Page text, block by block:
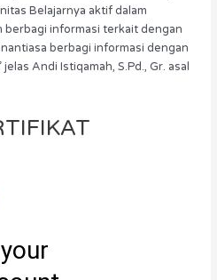
Belajarnya aktif dalam
berbagi informasi terkait dengan
berbagi informasi dengan
Andi Istiqamah, S.Pd., Gr. asal